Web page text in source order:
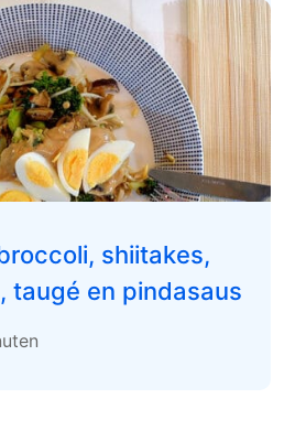
shiitakes,
taugé en pindasaus